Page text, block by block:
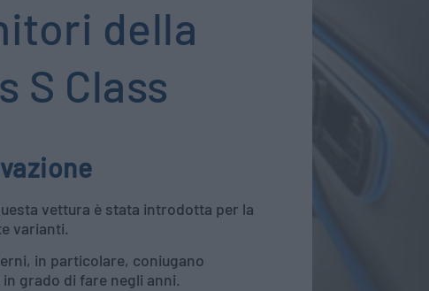
della
S Class
vettura è stata introdotta per la
varianti.
in particolare, coniugano
grado di fare negli anni.